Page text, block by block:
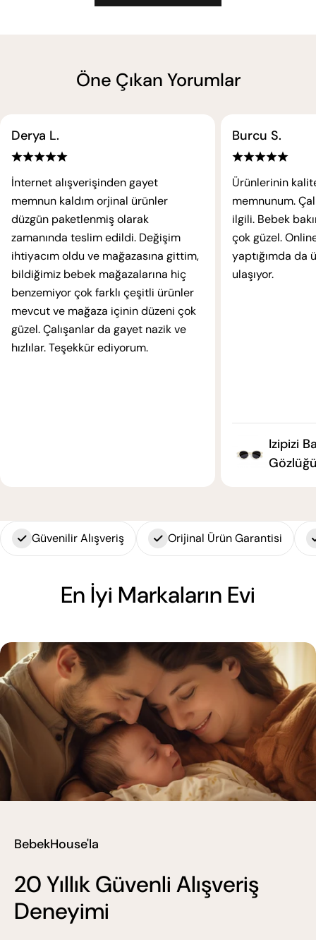
Öne Çıkan Yorumlar
Derya L.
İnternet alışverişinden gayet
memnun kaldım orjinal ürünler
düzgün paketlenmiş olarak
zamanında teslim edildi. Değişim
ihtiyacım oldu ve mağazasına gittim,
bildiğimiz bebek mağazalarına hiç
benzemiyor çok farklı çeşitli ürünler
mevcut ve mağaza içinin düzeni çok
güzel. Çalışanlar da gayet nazik ve
hızlılar. Teşekkür ediyorum.
Burcu S.
Ürünlerinin
memnunum.
ilgili. Bebek
çok güzel.
yaptığımda da
ulaşıyor.
Izipizi
Güvenilir Alışveriş Orijinal Ürün Garantisi
En İyi Markaların Evi
BebekHouse'la
20 Yıllık Güvenli Alışveriş
Deneyimi